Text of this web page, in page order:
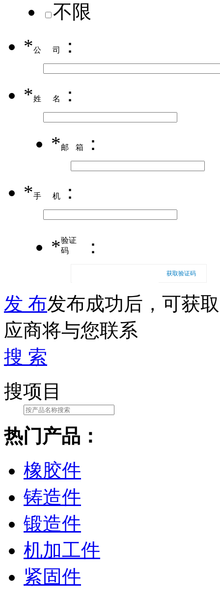
不限
*公司 ：
*姓名 ：
*邮箱 ：
*手机 ：
*验证
码
：
获取验证码
发 布发布成功后，可获
应商将与您联系
搜 索
搜项目
热门产品：
橡胶件
铸造件
锻造件
机加工件
紧固件